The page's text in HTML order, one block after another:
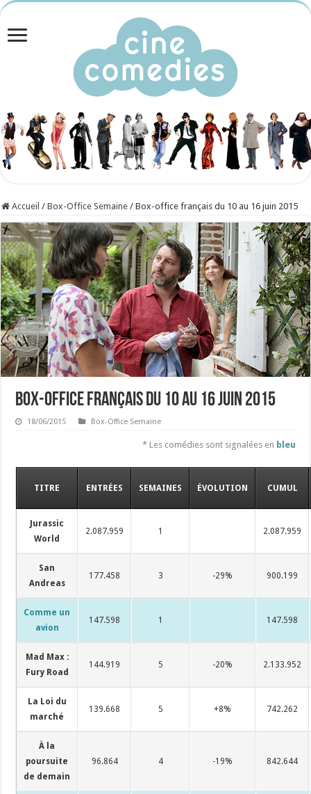
Accueil / Box-Office Semaine / Box-office français du 10 au 16 juin 2015
Box-office français du 10 au 16 juin 2015
18/06/2015 Box-Office Semaine
* Les comédies sont signalées en bleu
TITRE ENTRÉES SEMAINES ÉVOLUTION CUMUL
Jurassic
World
2.087.959 1 2.087.959
San
Andreas
177.458 3 -29% 900.199
Comme un
avion
147.598 1 147.598
Mad Max :
Fury Road
144.919 5 -20% 2.133.952
La Loi du
marché
139.668 5 +8% 742.262
À la
poursuite
de demain
96.864 4 -19% 842.644